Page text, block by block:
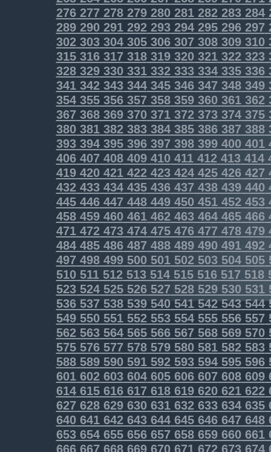
276277278279280281282283284
289290291292293294295296297
302303304305306307308309310
315316317318319320321322323
328329330331332333334335336
341342343344345346347348349
354355356357358359360361362
367368369370371372373374375
380381382383384385386387 388
393394395396397398399400401
406407408409410411412413414
419420421422423424425426427
432433434435436437438439440
445446447448449450451452453
458459460461462463464465466
471472473474475476477 478479
484485486487 488489490491492
497498499500501502503504505
510511512513514515516517 518
523524525526527 528529530 531
536537538539540541542543544
549550551552553554555556557
562563564565566567568569570
575576577578579580581582583
588589590591592593594595596
601602603604605606607608609
614615616617618619620621622
627628629630631632633634635
640641642643644645646647648
653654655656657658659660661
666667668669670671672673674